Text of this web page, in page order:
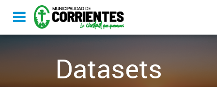
Datasets